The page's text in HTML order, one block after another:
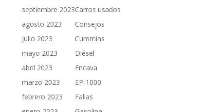
septiembre 2023
agosto 2023
julio 2023
mayo 2023
abril 2023
marzo 2023
febrero 2023
Carros usados
Consejos
Cummins
Diésel
Encava
EP-1000
Fallas